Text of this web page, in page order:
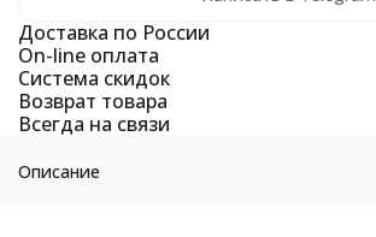
Доставка по России
On-line оплата
Система скидок
Возврат товара
Всегда на связи
Описание